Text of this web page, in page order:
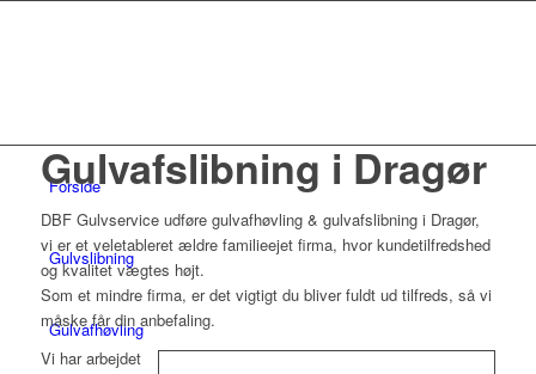
Forside
Gulvslibning
Gulvafhøvling
Gulvafslibning i Dragør
DBF Gulvservice udføre gulvafhøvling & gulvafslibning i Dragør,
vi er et veletableret ældre familieejet firma, hvor kundetilfredshed
og kvalitet vægtes højt.
Som et mindre firma, er det vigtigt du bliver fuldt ud tilfreds, så vi
måske får din anbefaling.
Vi har arbejdet